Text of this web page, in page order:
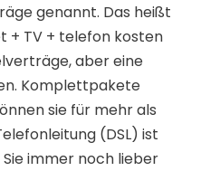
genannt. Das heißt
+ TV + telefon kosten
aber eine
Komplettpakete
sie für mehr als
(DSL) ist
immer noch lieber